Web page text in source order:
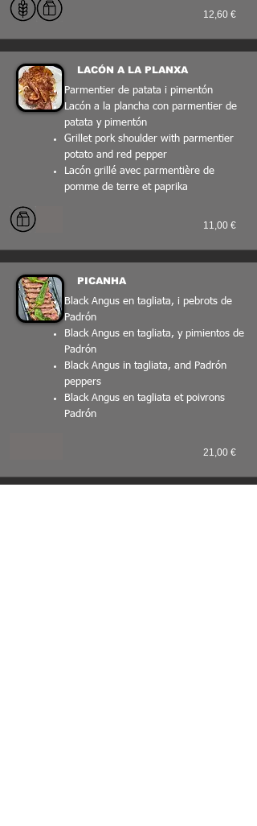
12,60 €
LACÓN A LA PLANXA
Parmentier de patata i pimentón
Lacón a la plancha con parmentier de
patata y pimentón
Grillet pork shoulder with parmentier
potato and red pepper
Lacón grillé avec parmentière de
pomme de terre et paprika
11,00 €
PICANHA
Black Angus en tagliata, i pebrots de
Padrón
Black Angus en tagliata, y pimientos de
Padrón
Black Angus in tagliata, and Padrón
peppers
Black Angus en tagliata et poivrons
Padrón
21,00 €